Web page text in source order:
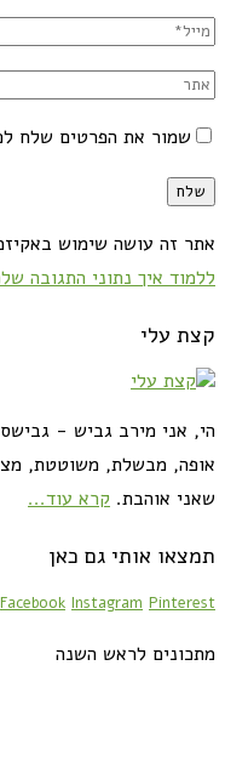
שמור את הפרטים שלח
אתר זה עושה שימוש
ללמוד איך נתוני התגובה
קצת עלי
הי, אני מירב גביש - גבישס
אופה, מבשלת, משוטטת,
שאני אוהבת. קרא עוד...
תמצאו אותי גם כאן
Facebook Instagram Pinterest
מתכונים לראש השנה